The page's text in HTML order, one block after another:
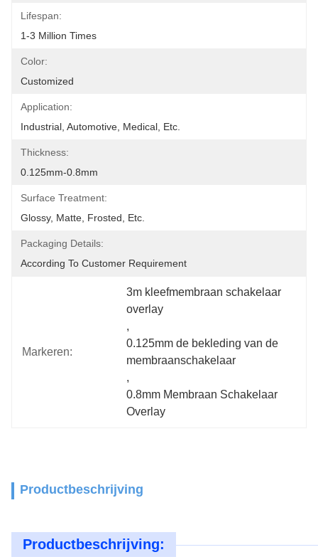
Lifespan:
1-3 Million Times
Color:
Customized
Application:
Industrial, Automotive, Medical, Etc.
Thickness:
0.125mm-0.8mm
Surface Treatment:
Glossy, Matte, Frosted, Etc.
Packaging Details:
According To Customer Requirement
Markeren:
3m kleefmembraan schakelaar
overlay
,
0.125mm de bekleding van de
membraanschakelaar
,
0.8mm Membraan Schakelaar
Overlay
Productbeschrijving
Productbeschrijving: